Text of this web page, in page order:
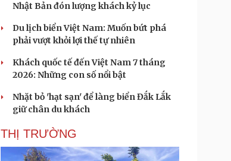
Nhật Bản đón lượng khách kỷ lục
Du lịch biển Việt Nam: Muốn bứt phá
phải vượt khỏi lợi thế tự nhiên
Khách quốc tế đến Việt Nam 7 tháng
2026: Những con số nổi bật
Nhặt bỏ 'hạt sạn' để làng biển Đắk Lắk
giữ chân du khách
THỊ TRƯỜNG